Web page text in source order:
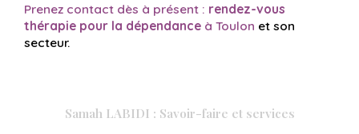
Prenez contact dès à présent : rendez-vous
thérapie pour la dépendance à Toulon et son
secteur.
Samah LABIDI : Savoir-faire et services